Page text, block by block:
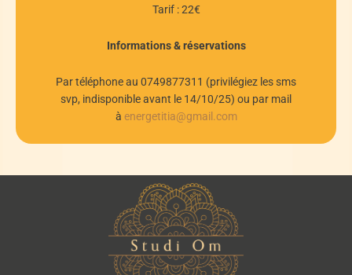
Tarif : 22€
Informations & réservations
Par téléphone au 0749877311 (privilégiez les sms
svp, indisponible avant le 14/10/25) ou par mail
à energetitia@gmail.com